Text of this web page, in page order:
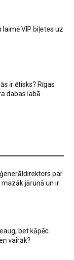
laimē VIP biļetes uz
ir ētisks? Rīgas
dabas labā
par
jārunā un ir
bet kāpēc
vairāk?